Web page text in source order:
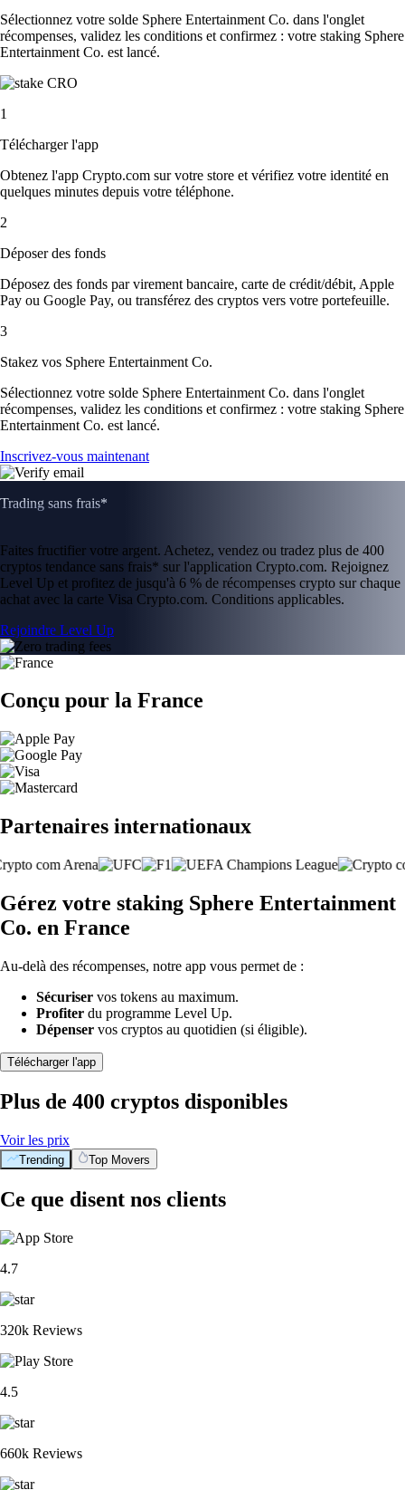
Sélectionnez votre solde Sphere Entertainment Co. dans l'onglet
récompenses, validez les conditions et confirmez : votre staking Sphere
Entertainment Co. est lancé.
1
Télécharger l'app
Obtenez l'app Crypto.com sur votre store et vérifiez votre identité en
quelques minutes depuis votre téléphone.
2
Déposer des fonds
Déposez des fonds par virement bancaire, carte de crédit/débit, Apple
Pay ou Google Pay, ou transférez des cryptos vers votre portefeuille.
3
Stakez vos Sphere Entertainment Co.
Sélectionnez votre solde Sphere Entertainment Co. dans l'onglet
récompenses, validez les conditions et confirmez : votre staking Sphere
Entertainment Co. est lancé.
Inscrivez-vous maintenant
Trading sans frais*
Faites fructifier votre argent. Achetez, vendez ou tradez plus de 400
cryptos tendance sans frais* sur l'application Crypto.com. Rejoignez
Level Up et profitez de jusqu'à 6 % de récompenses crypto sur chaque
achat avec la carte Visa Crypto.com. Conditions applicables.
Rejoindre Level Up
Conçu pour la France
Partenaires internationaux
Gérez votre staking Sphere Entertainment
Co. en France
Au-delà des récompenses, notre app vous permet de :
Sécuriser vos tokens au maximum.
Profiter du programme Level Up.
Dépenser vos cryptos au quotidien (si éligible).
Télécharger l'app
Plus de 400 cryptos disponibles
Voir les prix
Trending Top Movers
Ce que disent nos clients
4.7
320k Reviews
4.5
660k Reviews